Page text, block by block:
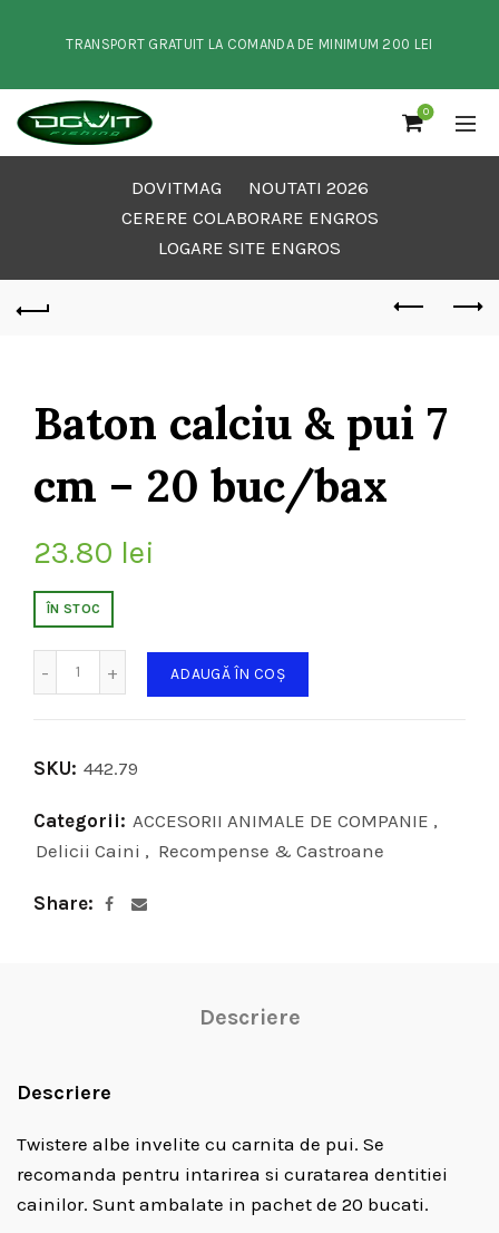
TRANSPORT GRATUIT LA COMANDA DE MINIMUM 200 LEI
0
DOVITMAG
NOUTATI 2026
CERERE COLABORARE ENGROS
LOGARE SITE ENGROS
Baton calciu & pui 7
cm – 20 buc/bax
23.80 lei
ÎN STOC
ADAUGĂ ÎN COȘ
SKU: 442.79
Categorii: ACCESORII ANIMALE DE COMPANIE ,
Delicii Caini , Recompense & Castroane
Share
Descriere
Descriere
Twistere albe invelite cu carnita de pui. Se
recomanda pentru intarirea si curatarea dentitiei
cainilor. Sunt ambalate in pachet de 20 bucati.